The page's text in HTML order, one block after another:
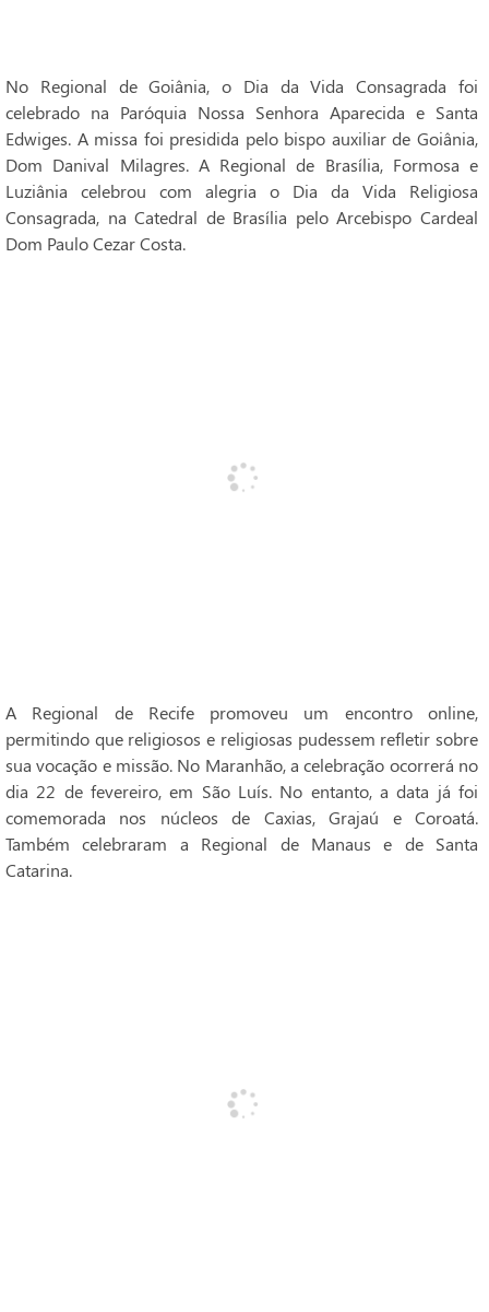
No Regional de Goiânia, o Dia da Vida Consagrada foi
celebrado na Paróquia Nossa Senhora Aparecida e Santa
Edwiges. A missa foi presidida pelo bispo auxiliar de Goiânia,
Dom Danival Milagres. A Regional de Brasília, Formosa e
Luziânia celebrou com alegria o Dia da Vida Religiosa
Consagrada, na Catedral de Brasília pelo Arcebispo Cardeal
Dom Paulo Cezar Costa.
A Regional de Recife promoveu um encontro online,
permitindo que religiosos e religiosas pudessem refletir sobre
sua vocação e missão. No Maranhão, a celebração ocorrerá no
dia 22 de fevereiro, em São Luís. No entanto, a data já foi
comemorada nos núcleos de Caxias, Grajaú e Coroatá.
Também celebraram a Regional de Manaus e de Santa
Catarina.